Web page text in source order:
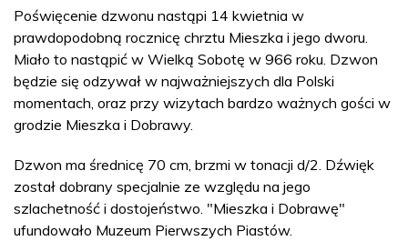
Poświęcenie dzwonu nastąpi 14 kwietnia w
prawdopodobną rocznicę chrztu Mieszka i jego dworu.
Miało to nastąpić w Wielką Sobotę w 966 roku. Dzwon
będzie się odzywał w najważniejszych dla Polski
momentach, oraz przy wizytach bardzo ważnych gości w
grodzie Mieszka i Dobrawy.
Dzwon ma średnicę 70 cm, brzmi w tonacji d/2. Dźwięk
został dobrany specjalnie ze względu na jego
szlachetność i dostojeństwo. "Mieszka i Dobrawę"
ufundowało Muzeum Pierwszych Piastów.